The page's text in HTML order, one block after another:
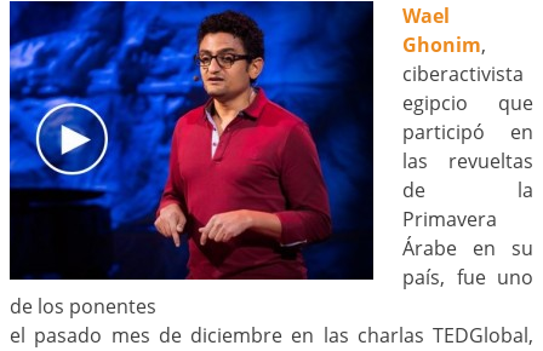
Wael
Ghonim,
ciberactivista
egipcio que
participó en
las revueltas
de la
Primavera
Árabe en su
país, fue uno
de los ponentes
el pasado mes de diciembre en las charlas TEDGlobal,